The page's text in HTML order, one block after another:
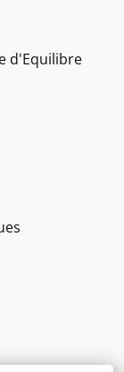
d'Equilibre